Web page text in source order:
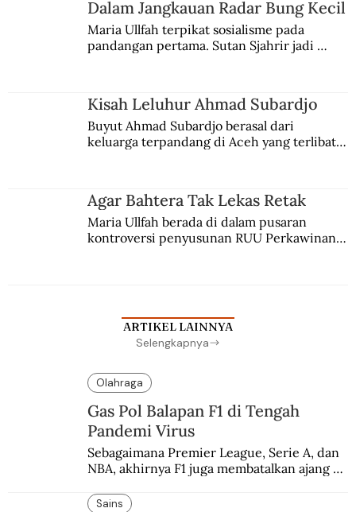
Dalam Jangkauan Radar Bung Kecil
Maria Ullfah terpikat sosialisme pada
pandangan pertama. Sutan Sjahrir jadi
Kisah Leluhur Ahmad Subardjo
Buyut Ahmad Subardjo berasal dari
keluarga terpandang di Aceh yang terlibat
Agar Bahtera Tak Lekas Retak
Maria Ullfah berada di dalam pusaran
kontroversi penyusunan RUU Perkawinan.
ARTIKEL LAINNYA
Selengkapnya
Olahraga
Gas Pol Balapan F1 di Tengah
Pandemi Virus
Sebagaimana Premier League, Serie A, dan
NBA, akhirnya F1 juga membatalkan ajang
enam dekade lampau.
Sains